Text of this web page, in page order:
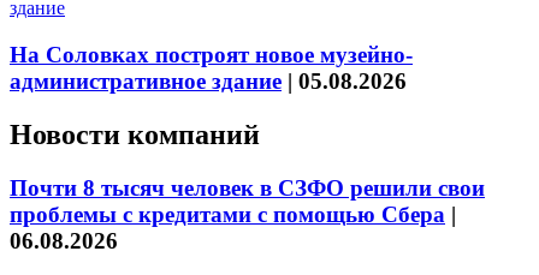
На Соловках построят новое музейно-
административное здание | 05.08.2026
Новости компаний
Почти 8 тысяч человек в СЗФО решили свои
проблемы с кредитами с помощью Сбера |
06.08.2026